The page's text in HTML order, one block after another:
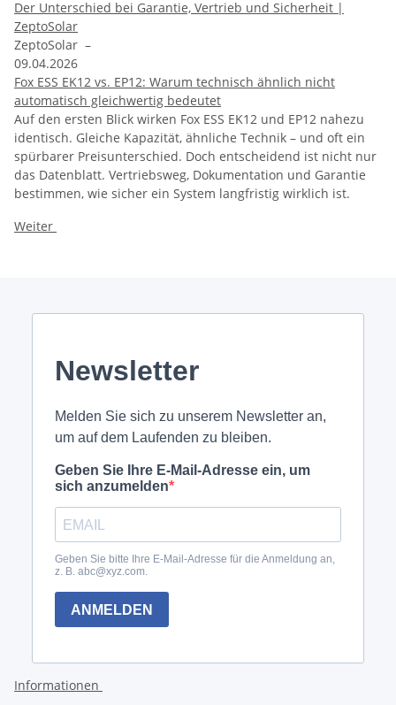
ZeptoSolar –
09.04.2026
Fox ESS EK12 vs. EP12: Warum technisch ähnlich nicht
automatisch gleichwertig bedeutet
Auf den ersten Blick wirken Fox ESS EK12 und EP12 nahezu
identisch. Gleiche Kapazität, ähnliche Technik – und oft ein
spürbarer Preisunterschied. Doch entscheidend ist nicht nur
das Datenblatt. Vertriebsweg, Dokumentation und Garantie
bestimmen, wie sicher ein System langfristig wirklich ist.
Weiter
Informationen